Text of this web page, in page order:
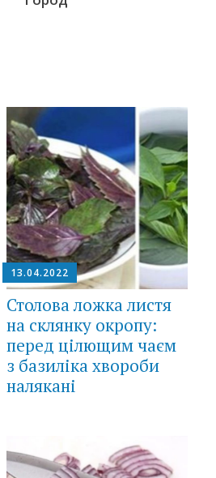
13.04.2022
Столова ложка листя
на склянку окропу:
перед цілющим чаєм
з базиліка хвороби
налякані